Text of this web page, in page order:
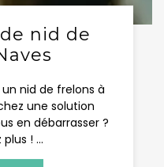
nid de
nid de frelons à
une solution
en débarrasser ?
! ...